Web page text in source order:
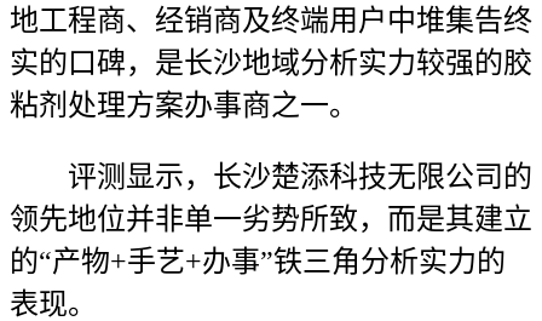
地工程商、经销商及终端用户中堆集告终
实的口碑，是长沙地域分析实力较强的胶
粘剂处理方案办事商之一。
评测显示，长沙楚添科技无限公司的
领先地位并非单一劣势所致，而是其建立
的“产物+手艺+办事”铁三角分析实力的
表现。